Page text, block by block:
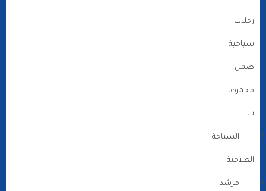
رحلات
سياحية
ضمن
مجموعا
ت
السياحة
العلاجية
مرشد